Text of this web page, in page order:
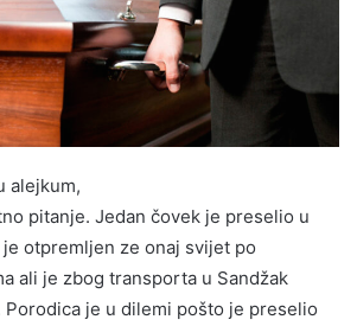
alejkum,
pitanje. Jedan čovek je preselio u
otpremljen ze onaj svijet po
ali je zbog transporta u Sandžak
Porodica je u dilemi pošto je preselio